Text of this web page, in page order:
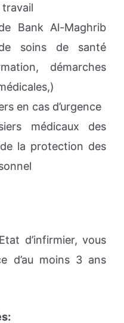
travail
Bank Al-Maghrib
soins de santé
démarches
en cas d’urgence
médicaux des
la protection des
d’infirmier, vous
d’au moins 3 ans